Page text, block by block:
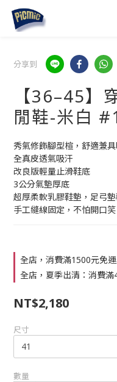
分享到
【36–45】
閒鞋-米白
秀氣修飾腳型楦，舒適兼
全真皮透氣吸汗
改良版輕量止滑鞋底
3公分氣墊厚底
超厚柔軟乳膠鞋墊，足弓
手工縫線固定，不怕開口笑
全店，消費滿1500元免
全店，夏季出清：消費
NT$2,180
尺寸
數量